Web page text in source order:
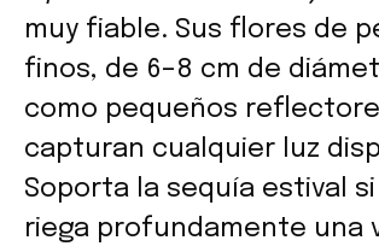
muy fiable. Sus flores de
finos, de 6–8 cm de
como pequeños
capturan cualquier luz
Soporta la sequía estival
riega profundamente una